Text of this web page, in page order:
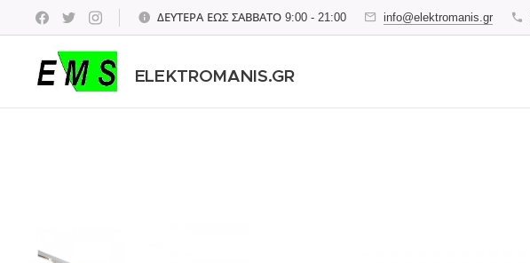
ΔΕΥΤΕΡΑ ΕΩΣ ΣΑΒΒΑΤΟ 9:00 - 21:00 info@elektromanis.gr
ELEKTROMANIS.GR